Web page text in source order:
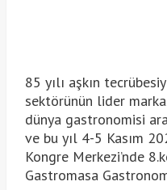
85 yılı aşkın
sektörünün lider
dünya gastronomisi
ve bu yıl 4-5 Kasım
Kongre Merkezi’nde
Gastromasa